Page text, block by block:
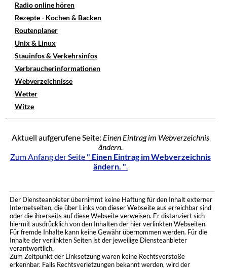
Radio online hören
Rezepte - Kochen & Backen
Routenplaner
Unix & Linux
Stauinfos & Verkehrsinfos
Verbraucherinformationen
Webverzeichnisse
Wetter
Witze
Aktuell aufgerufene Seite: Einen Eintrag im Webverzeichnis
ändern.
Zum Anfang der Seite " Einen Eintrag im Webverzeichnis
ändern. ".
Der Diensteanbieter übernimmt keine Haftung für den Inhalt externer
Internetseiten, die über Links von dieser Webseite aus erreichbar sind
oder die ihrerseits auf diese Webseite verweisen. Er distanziert sich
hiermit ausdrücklich von den Inhalten der hier verlinkten Webseiten.
Für fremde Inhalte kann keine Gewähr übernommen werden. Für die
Inhalte der verlinkten Seiten ist der jeweilige Diensteanbieter
verantwortlich.
Zum Zeitpunkt der Linksetzung waren keine Rechtsverstöße
erkennbar. Falls Rechtsverletzungen bekannt werden, wird der